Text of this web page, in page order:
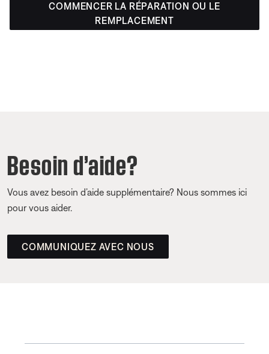
COMMENCER LA RÉPARATION OU LE
REMPLACEMENT
Besoin d’aide?
Vous avez besoin d’aide supplémentaire? Nous sommes ici
pour vous aider.
COMMUNIQUEZ AVEC NOUS